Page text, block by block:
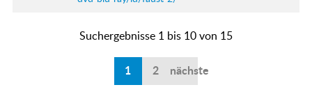
Suchergebnisse 1 bis 10 von 15
1 2 nächste